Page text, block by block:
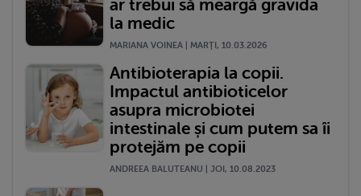
ar trebui să meargă gravida
la medic
MARIANA VOINEA | MARŢI, 10.03.2026
Antibioterapia la copii.
Impactul antibioticelor
asupra microbiotei
intestinale și cum putem sa îi
protejăm pe copii
ANDREEA BALUTEANU | JOI, 10.08.2023